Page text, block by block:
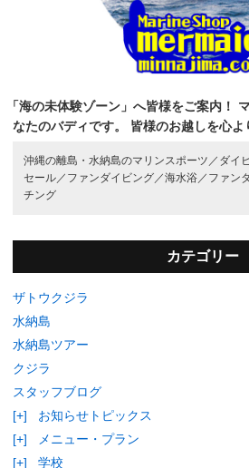
「海の未体験ゾーン」へ皆様をご案内！
なたのバディです。
皆様のお越しを心よ
沖縄の離島・水納島のマリンスポーツ／ ダイ
セール／ ファンダイビング／海水浴／ ファン
チング
カテゴリー
ザトウクジラ
水納島
水納島ツアー
クジラ
スタッフブログ
[+]
お知らせトピックス
[+]
メニュー・プラン
[+]
学校